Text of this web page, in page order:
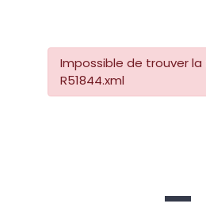
Impossible de trouver la
R51844.xml